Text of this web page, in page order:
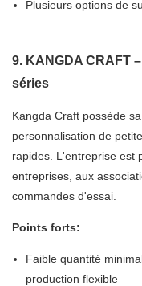
Kangda Craft possède
personnalisation de
rapides. L'entreprise est
entreprises, aux
Faible quantité